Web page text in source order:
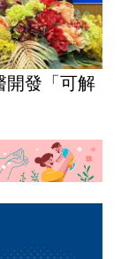
開發「可解